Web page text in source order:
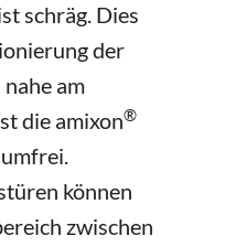
schräg. Dies
der
am
die amixon®
können
zwischen